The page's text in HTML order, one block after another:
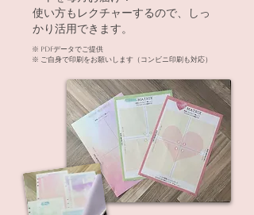
使い方もレクチャーするので、しっ
かり活用できます。
※ PDFデータでご提供
※ ご自身で印刷をお願いします（コンビニ印刷も対応）